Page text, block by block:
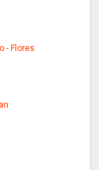
- Flores